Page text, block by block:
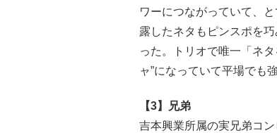
ワーにつながっていて、
露したネタもピンスポを
った。トリオで唯一「ネ
ャ”になっていて平場でも
【3】兄弟
吉本興業所属の実兄弟コ